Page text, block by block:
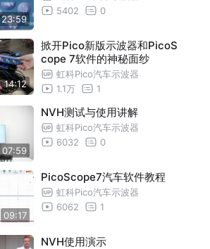
23:59
5402
0
14:12
掀开Pico新版示波器和PicoS
cope 7软件的神秘面纱
虹科Pico汽车示波器
1.1万
1
07:59
NVH测试与使用讲解
虹科Pico汽车示波器
6032
0
09:17
PicoScope7汽车软件教程
虹科Pico汽车示波器
6062
1
NVH使用演示